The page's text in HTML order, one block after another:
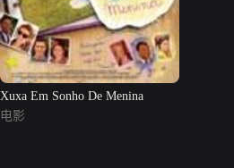
Xuxa Em Sonho De Menina
电影